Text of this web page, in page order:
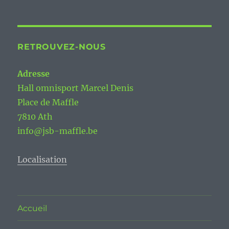
RETROUVEZ-NOUS
Adresse
Hall omnisport Marcel Denis
Place de Maffle
7810 Ath
info@jsb-maffle.be
Localisation
Accueil